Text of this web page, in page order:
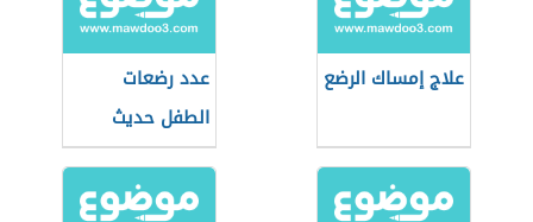
علاج إمساك الرضع
عدد رضعات
الطفل حديث
الولادة